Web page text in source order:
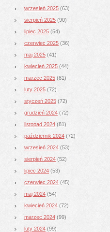
wrzesień 2025 (63)
sierpień 2025 (90)
lipiec 2025 (54)
czerwiec 2025 (36)
maj 2025 (41)
kwiecień 2025 (44)
marzec 2025 (81)
luty 2025 (72)
styczeń 2025 (72)
grudzień 2024 (72)
listopad 2024 (81)
październik 2024 (72)
wrzesień 2024 (53)
sierpień 2024 (52)
lipiec 2024 (53)
czerwiec 2024 (45)
maj 2024 (54)
kwiecień 2024 (72)
marzec 2024 (99)
luty 2024 (99)